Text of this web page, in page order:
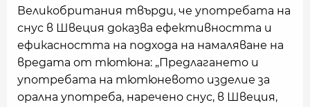
Великобритания твърди, че употребата на
снус в Швеция доказва ефективността и
ефикасността на подхода на намаляване на
вредата от тютюна: „Предлагането и
употребата на тютюневото изделие за
орална употреба, наречено снус, в Швеция,